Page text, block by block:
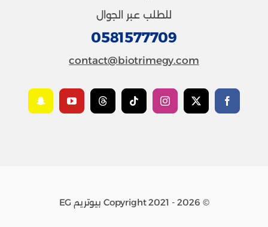
للطلب عبر الجوال
0581577709
contact@biotrimegy.com
© Copyright 2021 - 2026 بيوتريم EG